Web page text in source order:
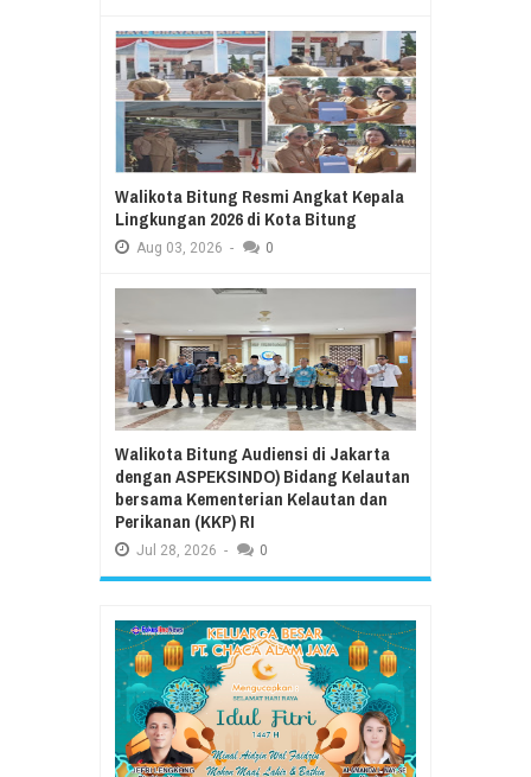
Walikota Bitung Resmi Angkat Kepala
Lingkungan 2026 di Kota Bitung
Aug 03, 2026 - 0
Walikota Bitung Audiensi di Jakarta
dengan ASPEKSINDO) Bidang Kelautan
bersama Kementerian Kelautan dan
Perikanan (KKP) RI
Jul 28, 2026 - 0